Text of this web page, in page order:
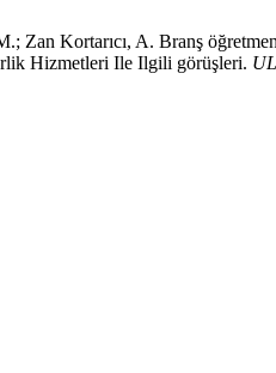
Zan Kortarıcı, A. Branş
Hizmetleri Ile Ilgili görüşleri.